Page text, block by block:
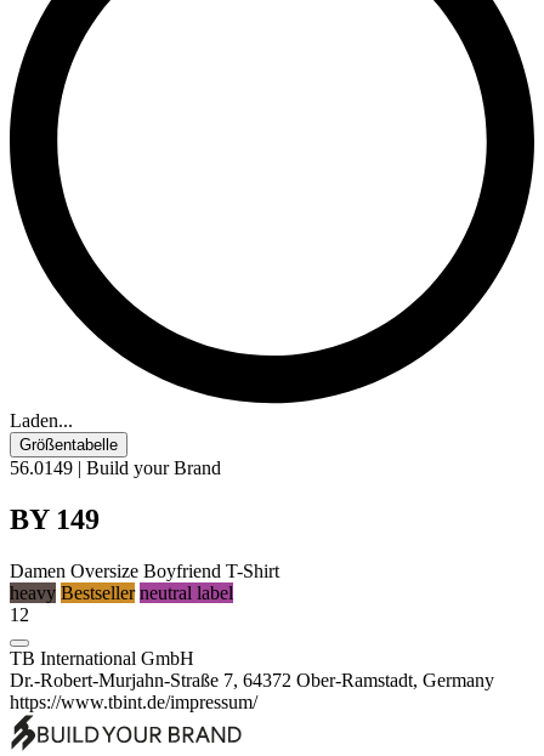
Laden...
Größentabelle
56.0149 | Build your Brand
BY 149
Damen Oversize Boyfriend T-Shirt
heavy Bestseller neutral label
12
TB International GmbH
Dr.-Robert-Murjahn-Straße 7, 64372 Ober-Ramstadt, Germany
https://www.tbint.de/impressum/